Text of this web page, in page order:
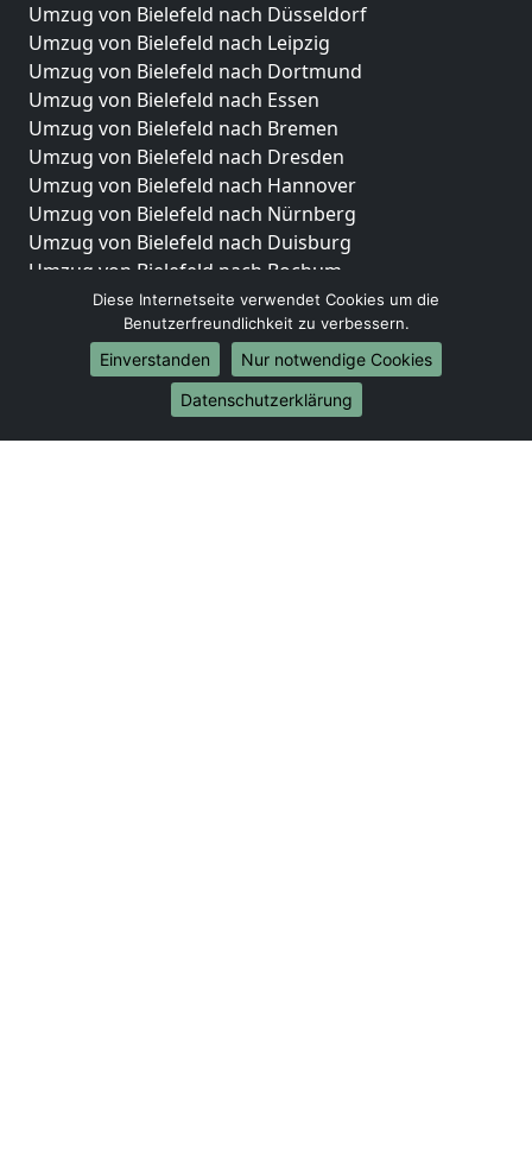
Umzug von Bielefeld nach Düsseldorf
Umzug von Bielefeld nach Leipzig
Umzug von Bielefeld nach Dortmund
Umzug von Bielefeld nach Essen
Umzug von Bielefeld nach Bremen
Umzug von Bielefeld nach Dresden
Umzug von Bielefeld nach Hannover
Umzug von Bielefeld nach Nürnberg
Umzug von Bielefeld nach Duisburg
Umzug von Bielefeld nach Bochum
Umzug von Bielefeld nach Wuppertal
Umzug von Bielefeld nach Bielefeld
Umzug von Bielefeld nach Bonn
Umzug von Bielefeld nach Münster
Diese Internetseite verwendet Cookies um die
Benutzerfreundlichkeit zu verbessern.
Einverstanden
Nur notwendige Cookies
Datenschutzerklärung